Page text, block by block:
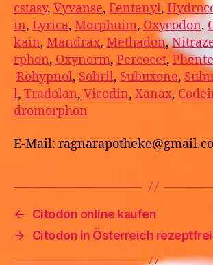
cstasy, Vyvanse, Fentanyl,
in, Lyrica, Morphuim, Oxycodon,
kain, Mandrax, Methadon,
rphon, Oxynorm, Percocet,
Rohypnol, Sobril, Subuxone,
l, Tradolan, Vicodin, Xanax,
dromorphon
E-Mail:
←
Citodon online kaufen
→
Citodon in Österreich